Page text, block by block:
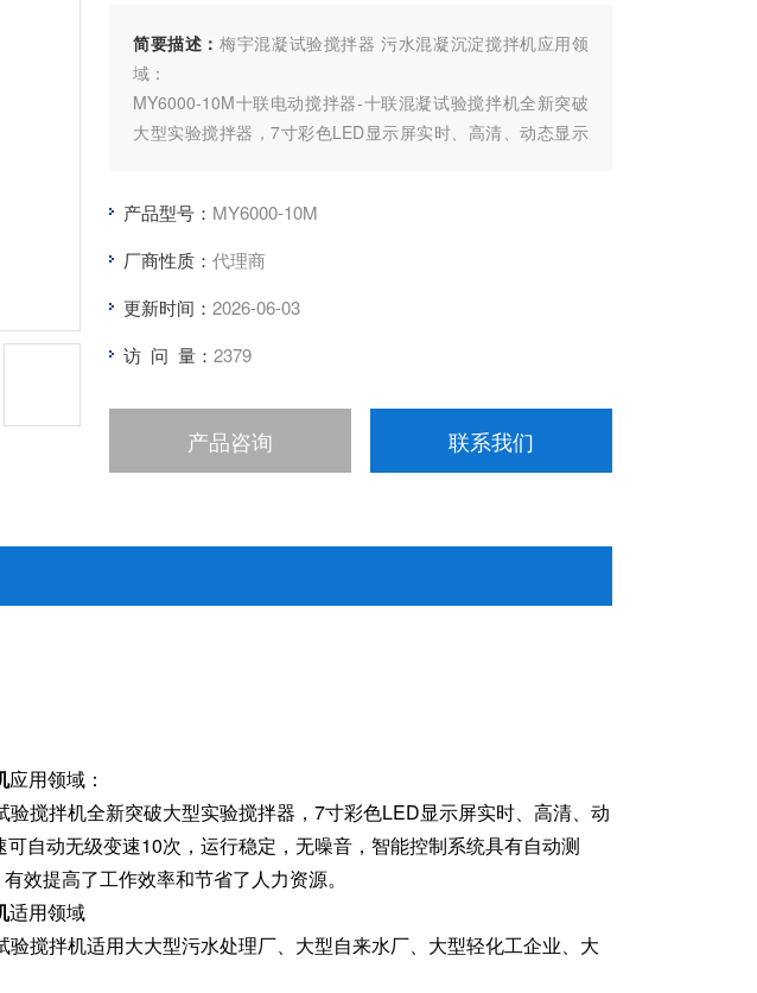
简要描述：梅宇混凝试验搅拌器 污水混凝沉淀搅拌机应用领
域：
MY6000-10M十联电动搅拌器-十联混凝试验搅拌机全新突破
大型实验搅拌器，7寸彩色LED显示屏实时、高清、动态显示
垂直升降等多功能，
十联混凝试验搅拌机适用大大型污水处理厂、大型自来水厂、
产品型号： MY6000-10M
厂商性质： 代理商
更新时间： 2026-06-03
访 问 量： 2379
产品咨询 联系我们
应用领域：
搅拌机全新突破大型实验搅拌器，7寸彩色LED显示屏实时、高清、动
自动无级变速10次，运行稳定，无噪音，智能控制系统具有自动测
效提高了工作效率和节省了人力资源。
适用领域
搅拌机适用大大型污水处理厂、大型自来水厂、大型轻化工企业、大